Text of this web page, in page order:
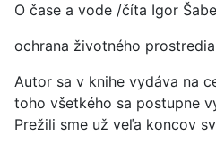
O čase a vode /číta Igor
ochrana životného prostredia
Autor sa v knihe vydáva na
toho všetkého sa postupne
Prežili sme už veľa koncov